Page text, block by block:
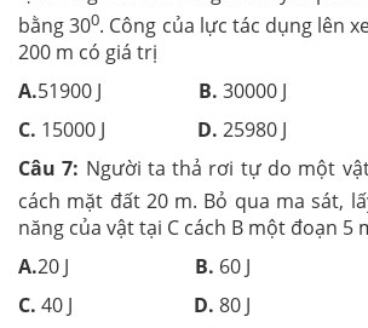
bằng 300. Công của lực tác dụng lên
200 m có giá trị
A.51900 J B. 30000 J
C. 15000 J D. 25980 J
Câu 7: Người ta thả rơi tự do một
cách mặt đất 20 m. Bỏ qua ma sát,
năng của vật tại C cách B một đoạn 5
A.20 J B. 60 J
C. 40 J D. 80 J